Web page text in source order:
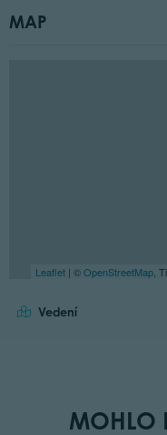
MAP
Leaflet | ©OpenStreetMap ,
Vedení
MOHLO